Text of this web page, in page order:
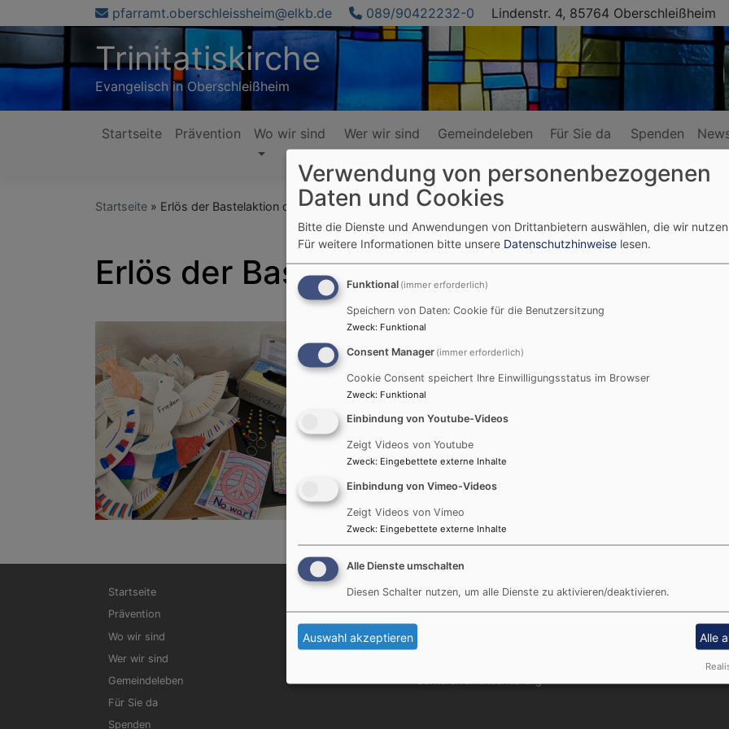
zum
pfarramt.oberschleissheim@elkb.de 089/90422232-0 Lindenstr. 4, 85764 Oberschleißheim
Trinitatiskirche
Evangelisch in Oberschleißheim
Hauptnavigation
Startseite Prävention Wo wir sind Wer wir sind Gemeindeleben Für Sie da Spenden
Startseite Erlös der Bastelaktion der Viertklässler der Parkschule
Erlös der Bastelaktion der Viertklässler
Hier finden Sie einen Bericht über die Bastelaktion der
Unterricht an der Parkschule für behinderte Menschen
https://www.gs-parksiedlung.de/component/content/
helfen.html?lang=de-DE&Itemid=101
Hauptnavigation
Startseite
Prävention
Wo wir sind
Wer wir sind
Gemeindeleben
Für Sie da
Spenden
Fußbereichsmenü
Kontakt
Cookie-Einstellungen
Verwendung von personenbezogenen
Daten und Cookies
Bitte die Dienste und Anwendungen von Drittanbietern auswählen, die wir nutzen
Für weitere Informationen bitte unsere Datenschutzhinweise lesen.
Funktional (immer erforderlich)
Speichern von Daten: Cookie für die Benutzersitzung
Zweck: Funktional
Consent Manager (immer erforderlich)
Cookie Consent speichert Ihre Einwilligungsstatus im Browser
Zweck: Funktional
Einbindung von Youtube-Videos
Zeigt Videos von Youtube
Zweck: Eingebettete externe Inhalte
Einbindung von Vimeo-Videos
Zeigt Videos von Vimeo
Zweck: Eingebettete externe Inhalte
Alle Dienste umschalten
Diesen Schalter nutzen, um alle Dienste zu aktivieren/deaktivieren.
Auswahl akzeptieren Alle